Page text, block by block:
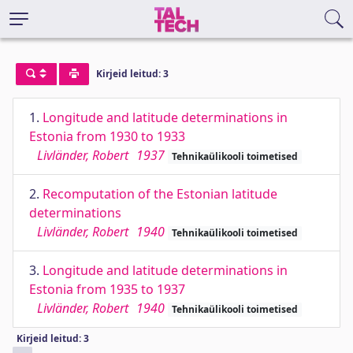
Kirjeid leitud: 3
1. Longitude and latitude determinations in
Estonia from 1930 to 1933
Livländer, Robert 1937 Tehnikaülikooli toimetised
2. Recomputation of the Estonian latitude
determinations
Livländer, Robert 1940 Tehnikaülikooli toimetised
3. Longitude and latitude determinations in
Estonia from 1935 to 1937
Livländer, Robert 1940 Tehnikaülikooli toimetised
Kirjeid leitud: 3